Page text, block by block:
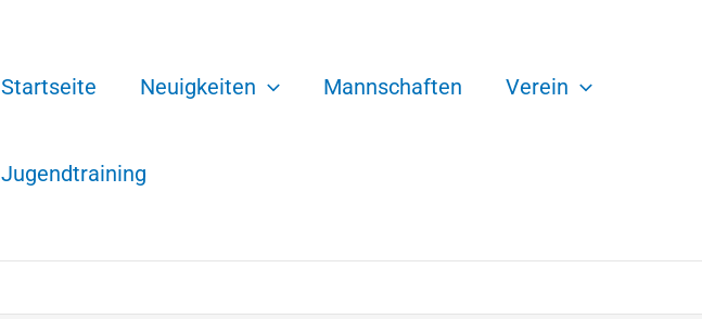
Startseite Neuigkeiten Mannschaften Verein
Jugendtraining